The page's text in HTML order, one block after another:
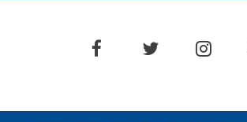
facebooktwitter